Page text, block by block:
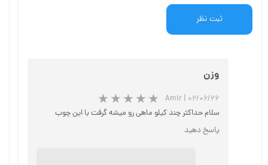
ثبت نظر
وزن
Amir | ۰۲/۰۶/۲۶
سلام حداکثر چند کیلو ماهی رو میشه گرفت با این چوب
پاسخ دهید